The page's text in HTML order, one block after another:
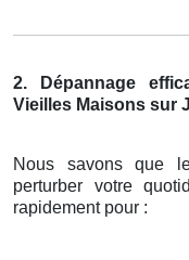
2. Dépannage
Vieilles Maisons sur
Nous savons que
perturber votre
rapidement pour :